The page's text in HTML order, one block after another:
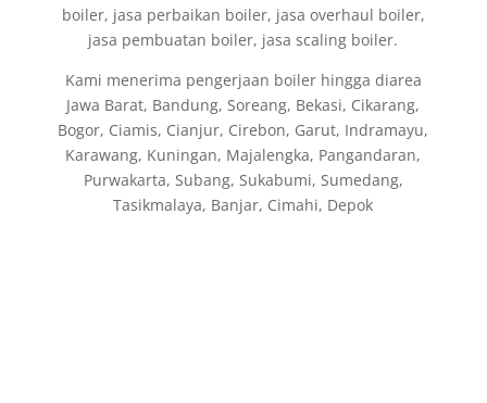
boiler, jasa perbaikan boiler, jasa overhaul boiler,
jasa pembuatan boiler, jasa scaling boiler.
Kami menerima pengerjaan boiler hingga diarea
Jawa Barat, Bandung, Soreang, Bekasi, Cikarang,
Bogor, Ciamis, Cianjur, Cirebon, Garut, Indramayu,
Karawang, Kuningan, Majalengka, Pangandaran,
Purwakarta, Subang, Sukabumi, Sumedang,
Tasikmalaya, Banjar, Cimahi, Depok